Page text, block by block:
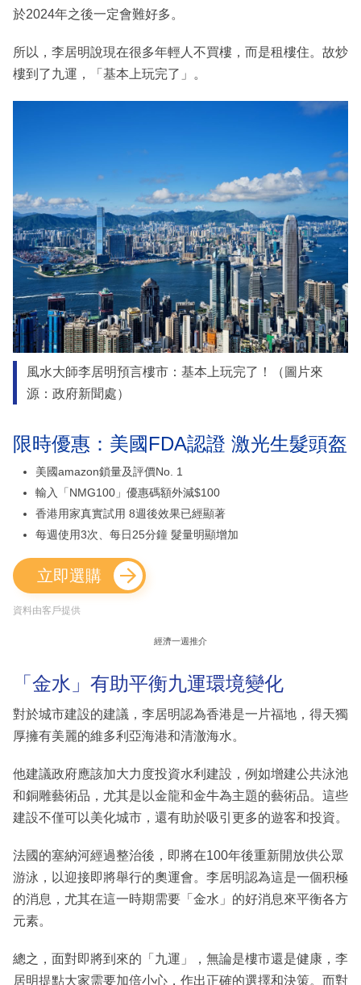
於2024年之後一定會難好多。
所以，李居明說現在很多年輕人不買樓，而是租樓住。故炒
樓到了九運，「基本上玩完了」。
風水大師李居明預言樓市：基本上玩完了！（圖片來
源：政府新聞處）
限時優惠：美國FDA認證 激光生髮頭盔
美國amazon鎖量及評價No. 1
輸入「NMG100」優惠碼額外減$100
香港用家真實試用 8週後效果已經顯著
每週使用3次、每日25分鐘 髮量明顯增加
立即選購
資料由客戶提供
經濟一週推介
「金水」有助平衡九運環境變化
對於城市建設的建議，李居明認為香港是一片福地，得天獨
厚擁有美麗的維多利亞海港和清澈海水。
他建議政府應該加大力度投資水利建設，例如增建公共泳池
和銅雕藝術品，尤其是以金龍和金牛為主題的藝術品。這些
建設不僅可以美化城市，還有助於吸引更多的遊客和投資。
法國的塞納河經過整治後，即將在100年後重新開放供公眾
游泳，以迎接即將舉行的奧運會。李居明認為這是一個积極
的消息，尤其在這一時期需要「金水」的好消息來平衡各方
元素。
總之，面對即將到來的「九運」，無論是樓市還是健康，李
居明提點大家需要加倍小心，作出正確的選擇和決策。而對